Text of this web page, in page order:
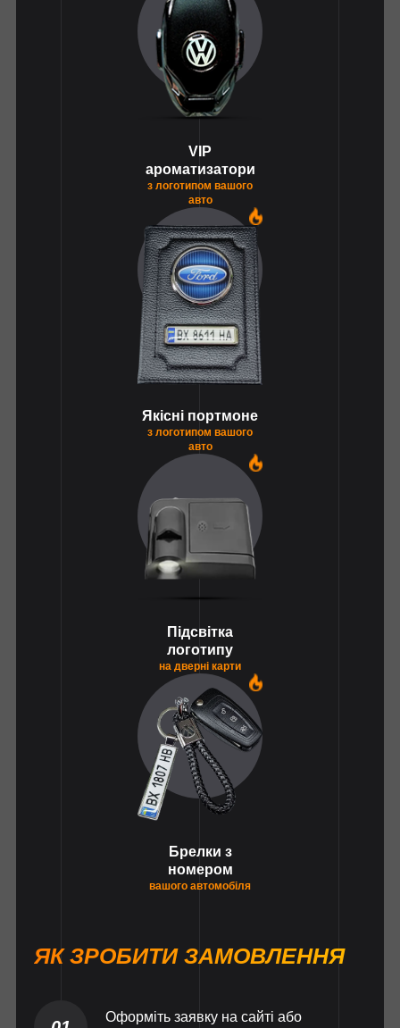
VIP
ароматизатори
з логотипом вашого
авто
Якісні портмоне
з логотипом вашого
авто
Підсвітка
логотипу
на дверні карти
Брелки з
номером
вашого автомобіля
ЯК ЗРОБИТИ ЗАМОВЛЕННЯ
Оформіть заявку на сайті або